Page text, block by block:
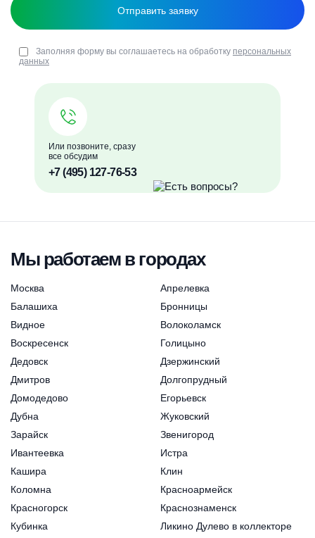
Или позвоните, сразу
все обсудим
+7 (495) 127-76-53
Заполняя форму вы соглашаетесь на обработку персональных
данных
Мы работаем в городах
Москва
Апрелевка
Балашиха
Бронницы
Видное
Волоколамск
Воскресенск
Голицыно
Дедовск
Дзержинский
Дмитров
Долгопрудный
Домодедово
Егорьевск
Дубна
Жуковский
Зарайск
Звенигород
Ивантеевка
Истра
Кашира
Клин
Коломна
Красноармейск
Красногорск
Краснознаменск
Кубинка
Ликино Дулево в коллекторе